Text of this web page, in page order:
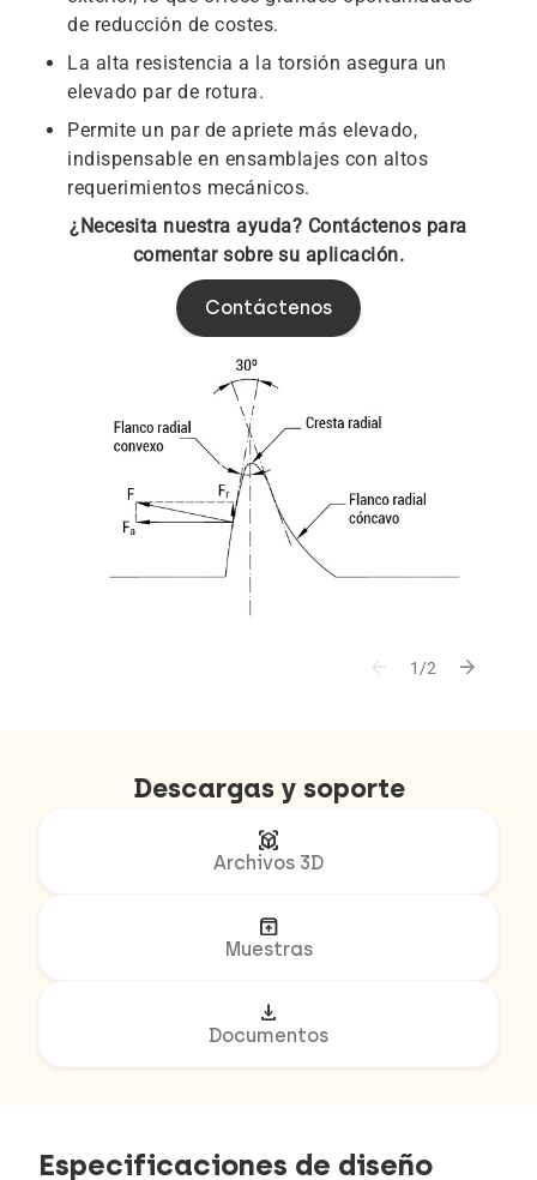
de reducción de costes.
La alta resistencia a la torsión asegura un
elevado par de rotura.
Permite un par de apriete más elevado,
indispensable en ensamblajes con altos
requerimientos mecánicos.
¿Necesita nuestra ayuda? Contáctenos para
comentar sobre su aplicación.
Contáctenos
arrow_back 1/2 arrow_forward
Descargas y soporte
view_in_ar
Archivos 3D
unarchive
Muestras
download
Documentos
Especificaciones de diseño